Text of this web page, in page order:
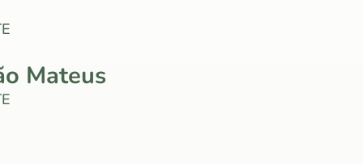
Mateus